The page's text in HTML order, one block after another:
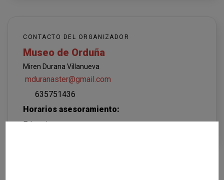
CONTACTO DEL ORGANIZADOR
Museo de Orduña
Miren Durana Villanueva
mduranaster@gmail.com
635751436
Horarios asesoramiento:
Edozein momentutan